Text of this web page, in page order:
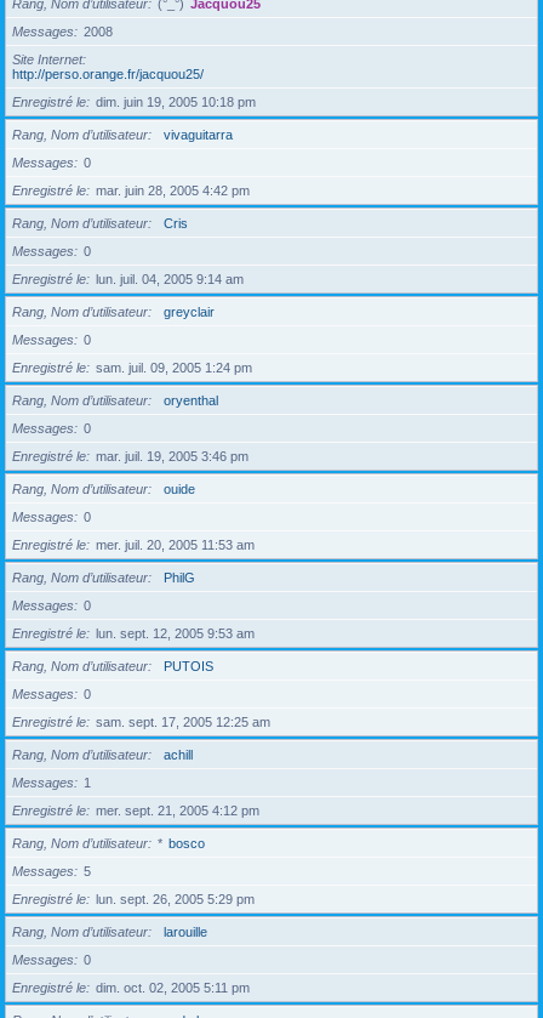
Rang, Nom d’utilisateur (°_°) Jacquou25
Messages
2008
Site Internet
http://perso.orange.fr/jacquou25/
Enregistré le
dim. juin 19, 2005 10:18 pm
Rang, Nom d’utilisateur
vivaguitarra
Messages
0
Enregistré le
mar. juin 28, 2005 4:42 pm
Rang, Nom d’utilisateur
Cris
Messages
0
Enregistré le
lun. juil. 04, 2005 9:14 am
Rang, Nom d’utilisateur
greyclair
Messages
0
Enregistré le
sam. juil. 09, 2005 1:24 pm
Rang, Nom d’utilisateur
oryenthal
Messages
0
Enregistré le
mar. juil. 19, 2005 3:46 pm
Rang, Nom d’utilisateur
ouide
Messages
0
Enregistré le
mer. juil. 20, 2005 11:53 am
Rang, Nom d’utilisateur
PhilG
Messages
0
Enregistré le
lun. sept. 12, 2005 9:53 am
Rang, Nom d’utilisateur
PUTOIS
Messages
0
Enregistré le
sam. sept. 17, 2005 12:25 am
Rang, Nom d’utilisateur
achill
Messages
1
Enregistré le
mer. sept. 21, 2005 4:12 pm
Rang, Nom d’utilisateur * bosco
Messages
5
Enregistré le
lun. sept. 26, 2005 5:29 pm
Rang, Nom d’utilisateur
larouille
Messages
0
Enregistré le
dim. oct. 02, 2005 5:11 pm